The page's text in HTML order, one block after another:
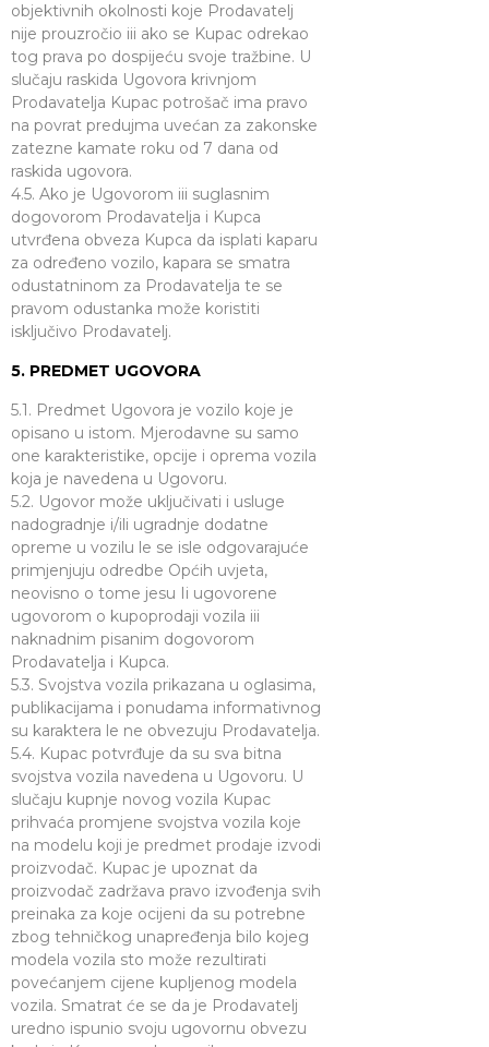
objektivnih okolnosti koje Prodavatelj
nije prouzročio iii ako se Kupac odrekao
tog prava po dospijeću svoje tražbine. U
slučaju raskida Ugovora krivnjom
Prodavatelja Kupac potrošač ima pravo
na povrat predujma uvećan za zakonske
zatezne kamate roku od 7 dana od
raskida ugovora.
4.5. Ako je Ugovorom iii suglasnim
dogovorom Prodavatelja i Kupca
utvrđena obveza Kupca da isplati kaparu
za određeno vozilo, kapara se smatra
odustatninom za Prodavatelja te se
pravom odustanka može koristiti
isključivo Prodavatelj.
5. PREDMET UGOVORA
5.1. Predmet Ugovora je vozilo koje je
opisano u istom. Mjerodavne su samo
one karakteristike, opcije i oprema vozila
koja je navedena u Ugovoru.
5.2. Ugovor može uključivati i usluge
nadogradnje i/ili ugradnje dodatne
opreme u vozilu le se isle odgovarajuće
primjenjuju odredbe Općih uvjeta,
neovisno o tome jesu Ii ugovorene
ugovorom o kupoprodaji vozila iii
naknadnim pisanim dogovorom
Prodavatelja i Kupca.
5.3. Svojstva vozila prikazana u oglasima,
publikacijama i ponudama informativnog
su karaktera le ne obvezuju Prodavatelja.
5.4. Kupac potvrđuje da su sva bitna
svojstva vozila navedena u Ugovoru. U
slučaju kupnje novog vozila Kupac
prihvaća promjene svojstva vozila koje
na modelu koji je predmet prodaje izvodi
proizvodač. Kupac je upoznat da
proizvodač zadržava pravo izvođenja svih
preinaka za koje ocijeni da su potrebne
zbog tehničkog unapređenja bilo kojeg
modela vozila sto može rezultirati
povećanjem cijene kupljenog modela
vozila. Smatrat će se da je Prodavatelj
uredno ispunio svoju ugovornu obvezu